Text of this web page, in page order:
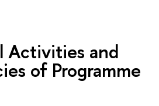
Activities and
of Programme